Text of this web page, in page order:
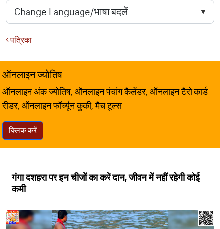
पत्रिका
ऑनलाइन ज्योतिष
ऑनलाइन अंक ज्योतिष, ऑनलाइन पंचांग कैलेंडर, ऑनलाइन टैरो कार्ड
रीडर, ऑनलाइन फॉर्च्यून कुकी, मैच टूल्स
क्लिक करें
गंगा दशहरा पर इन चीजों का करें दान, जीवन में नहीं रहेगी कोई
कमी